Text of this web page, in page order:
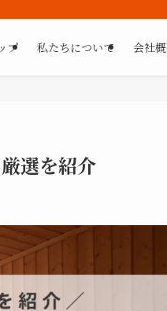
プ 私たちについて 会社
選を紹介